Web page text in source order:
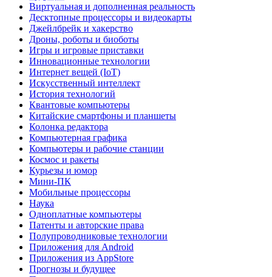
Виртуальная и дополненная реальность
Десктопные процессоры и видеокарты
Джейлбрейк и хакерство
Дроны, роботы и биоботы
Игры и игровые приставки
Инновационные технологии
Интернет вещей (IoT)
Искусственный интеллект
История технологий
Квантовые компьютеры
Китайские смартфоны и планшеты
Колонка редактора
Компьютерная графика
Компьютеры и рабочие станции
Космос и ракеты
Курьезы и юмор
Мини-ПК
Мобильные процессоры
Наука
Одноплатные компьютеры
Патенты и авторские права
Полупроводниковые технологии
Приложения для Android
Приложения из AppStore
Прогнозы и будущее